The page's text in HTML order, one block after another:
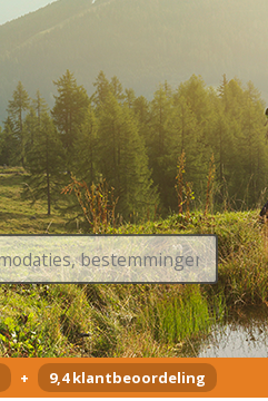
+ 9,4 klantbeoordeling